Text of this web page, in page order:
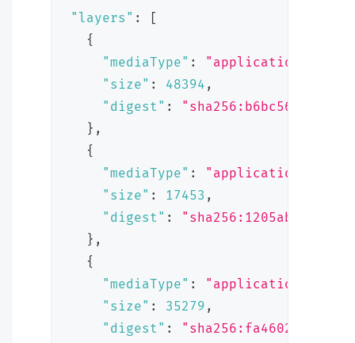
"layers" :
[
{
"mediaType" :
"application/
"size" : 48394 ,
"digest" :
} ,
{
"mediaType" :
"application/
"size" : 17453 ,
"digest" :
} ,
{
"mediaType" :
"application/
"size" : 35279 ,
"digest" :